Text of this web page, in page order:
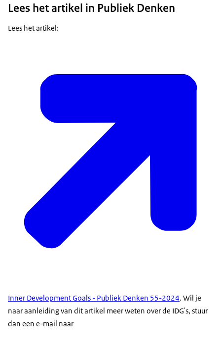
Lees het artikel in Publiek Denken
Lees het artikel:
Inner Development Goals - Publiek Denken 55-2024. Wil je
naar aanleiding van dit artikel meer weten over de IDG's, stuur
dan een e-mail naar